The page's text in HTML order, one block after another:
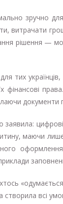
зручно
витрачати
рішення —
тих
фінансові
маючи
приклади
створила всі